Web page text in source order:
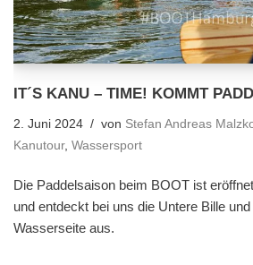
IT´S KANU – TIME! KOMMT
2. Juni 2024 von Stefan Andreas
Kanutour, Wassersport
Die Paddelsaison beim BOOT ist
und entdeckt bei uns die Untere Bille
Wasserseite aus.